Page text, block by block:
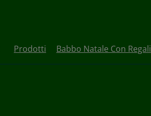
Prodotti Babbo Natale Con Regali